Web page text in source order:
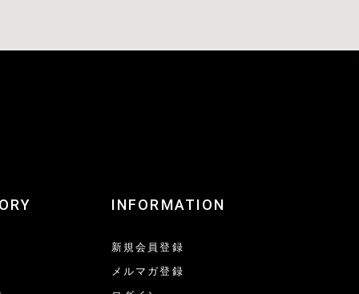
INFORMATION
新規会員登録
メルマガ登録